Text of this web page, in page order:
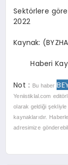
Sektörlere göre
2022
Kaynak:
Haberi
Not : Bu haber
Yeniistiklal.com
olarak geldiği şekliyle
kaynaklarıdır.
adresimize